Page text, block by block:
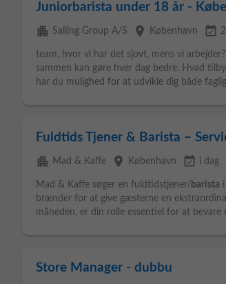
Juniorbarista under 18 år -
apartment Salling Group A/S place København event_available
team, hvor vi har det sjovt, mens vi
sammen kan gøre hver dag bedre. Hvad
har du mulighed for at udvikle dig både
Fuldtids Tjener & Barista –
apartment Mad & Kaffe place København event_available i dag
Mad & Kaffe søger en fuldtidstjener/ barista
brænder for at give gæsterne en
måneden, er din rolle essentiel for at bevare
Store Manager - dubbu